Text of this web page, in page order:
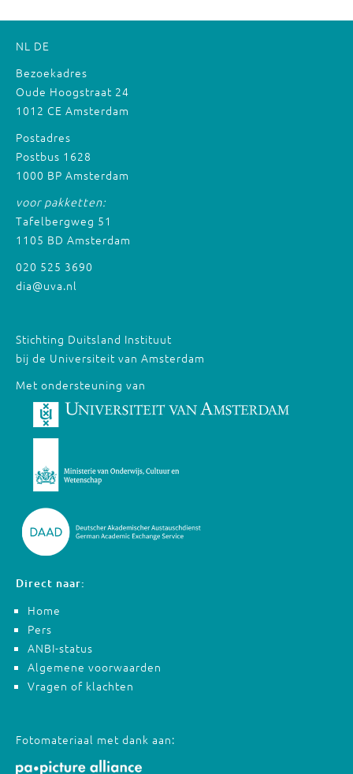
NL DE
Bezoekadres
Oude Hoogstraat 24
1012 CE Amsterdam
Postadres
Postbus 1628
1000 BP Amsterdam
voor pakketten:
Tafelbergweg 51
1105 BD Amsterdam
020 525 3690
dia@uva.nl
Stichting Duitsland Instituut
bij de Universiteit van Amsterdam
Met ondersteuning van
Direct naar:
Home
Pers
ANBI-status
Algemene voorwaarden
Vragen of klachten
Fotomateriaal met dank aan: